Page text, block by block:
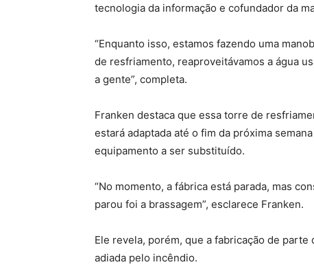
tecnologia da informação e cofundador da
“Enquanto isso, estamos fazendo uma
de resfriamento, reaproveitávamos a água
a gente”, completa.
Franken destaca que essa torre de
estará adaptada até o fim da próxima
equipamento a ser substituído.
“No momento, a fábrica está parada, mas
parou foi a brassagem”, esclarece Franken.
Ele revela, porém, que a fabricação de
adiada pelo incêndio.